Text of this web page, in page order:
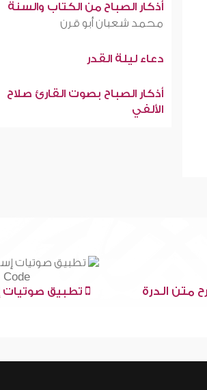
أذكار الصباح من الكتاب والسنة
محمد شعبان أبو قرن
دعاء ليلة القدر
أذكار الصباح بصوت القارئ صلاح
الألفي
متن الدرة تطبيق صوتيات